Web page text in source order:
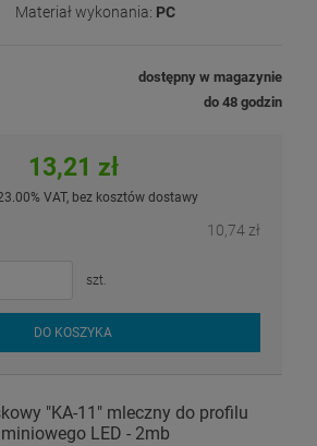
Materiał wykonania: PC
dostępny w magazynie
do 48 godzin
13,21 zł
VAT, bez kosztów dostawy
10,74 zł
szt.
DO KOSZYKA
"KA-11" mleczny do profilu
LED - 2mb